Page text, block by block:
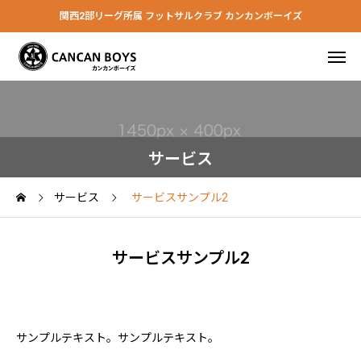
関西2部リーグ所属 フットサルクラブ カンカンボーイズ
サービス
サービス サービスサンプル2
サービスサンプル2
サンプルテキスト。サンプルテキスト。